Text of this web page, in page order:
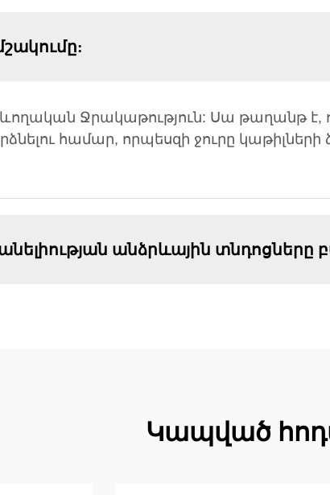
Ջրակաթություն: Սա թաղանթ է,
համար, որպեսզի ջուրը
անձրևային տնդոցները
Կապված